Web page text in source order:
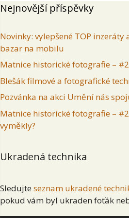
Nejnovější příspěvky
Novinky: vylepšené TOP
bazar na mobilu
Matnice historické fotografie –
Blešák filmové a fotografické
Pozvánka na akci Umění nás
Matnice historické fotografie –
vyměkly?
Ukradená technika
Sledujte seznam ukradené
pokud vám byl ukraden foťák